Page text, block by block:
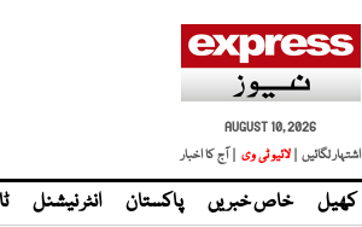
AUGUST 10, 2026
اشتہار لگائیں |
| آج کا اخبار
کھیل خاص خبریں پاکستان انٹر نیشنل